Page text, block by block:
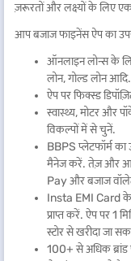
ज़रूरतों और लक्ष्यों के लिए
आप बजाज फाइनेंस ऐप का
ऑनलाइन लोन्स के
लोन, गोल्ड लोन आदि.
ऐप पर फिक्स्ड
स्वास्थ्य, मोटर और
विकल्पों में से चुनें.
BBPS प्लेटफॉर्म
मैनेज करें. तेज़ और
Pay और बजाज
Insta EMI Card के
प्राप्त करें. ऐप पर 1
स्टोर से खरीदा जा
100+ से अधिक ब्रांड